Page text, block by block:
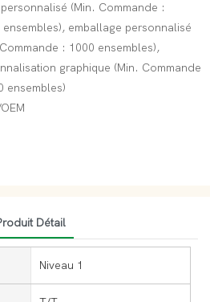
(Min. Commande :
ensembles), emballage personnalisé
: 1000 ensembles),
graphique (Min. Commande
ensembles)
Détail
Niveau 1